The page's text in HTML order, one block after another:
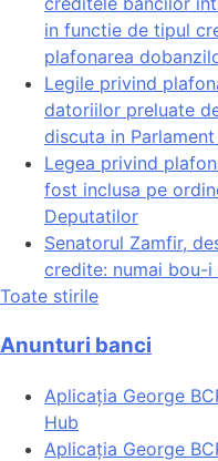
in functie de tipul
plafonarea
Legile privind
datoriilor preluate
discuta in
Legea privind
fost inclusa pe
Deputatilor
Senatorul Zamfir,
credite: numai bou-i
Toate stirile
Anunturi banci
Aplicația George
Hub
Aplicația George